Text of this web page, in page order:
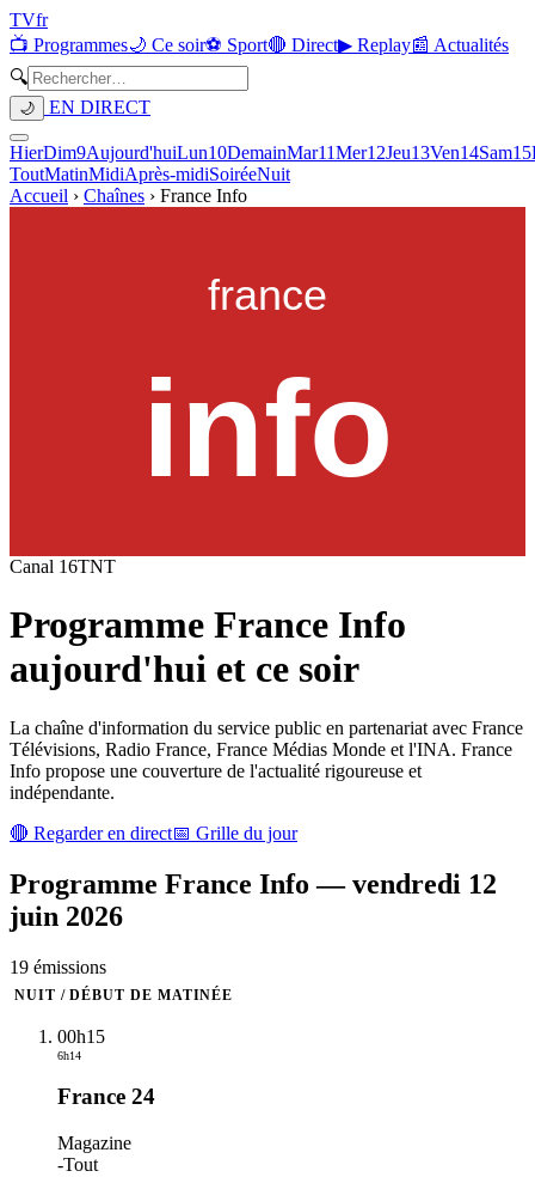
TVfr
📺 Programmes🌙 Ce soir⚽ Sport🔴 Direct▶ Replay📰 Actualités
🔍
🌙 EN DIRECT
HierDim9Aujourd'huiLun10DemainMar11Mer12Jeu13Ven14Sam15
ToutMatinMidiAprès-midiSoiréeNuit
Accueil › Chaînes › France Info
Canal 16TNT
Programme France Info
aujourd'hui et ce soir
La chaîne d'information du service public en partenariat avec France
Télévisions, Radio France, France Médias Monde et l'INA. France
Info propose une couverture de l'actualité rigoureuse et
indépendante.
🔴 Regarder en direct📅 Grille du jour
Programme France Info —vendredi 12
juin 2026
19 émissions
NUIT / DÉBUT DE MATINÉE
00h15
6h14
France 24
Magazine
-Tout